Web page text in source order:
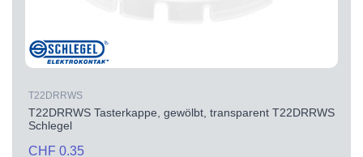
T22DRRWS
T22DRRWS Tasterkappe, gewölbt, transparent T22DRRWS
Schlegel
CHF 0.35